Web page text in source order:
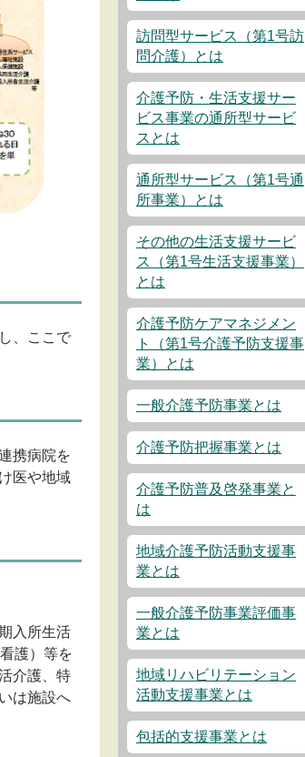
、ここで
携病院を
医や地域
入所生活
護）等を
介護、特
は施設へ
訪問型サービス（第1号訪
問介護）とは
介護予防・生活支援サー
ビス事業の通所型サービ
スとは
通所型サービス（第1号通
所事業）とは
その他の生活支援サービ
ス（第1号生活支援事業）
とは
介護予防ケアマネジメン
ト（第1号介護予防支援事
業）とは
一般介護予防事業とは
介護予防把握事業とは
介護予防普及啓発事業と
は
地域介護予防活動支援事
業とは
一般介護予防事業評価事
業とは
地域リハビリテーション
活動支援事業とは
包括的支援事業とは